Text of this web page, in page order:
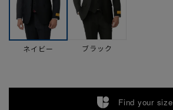
ネイビー ブラック
Find your size